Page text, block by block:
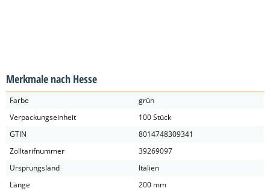
Merkmale nach Hesse
Farbe
grün
Verpackungseinheit
100 Stück
GTIN
8014748309341
Zolltarifnummer
39269097
Ursprungsland
Italien
Länge
200 mm